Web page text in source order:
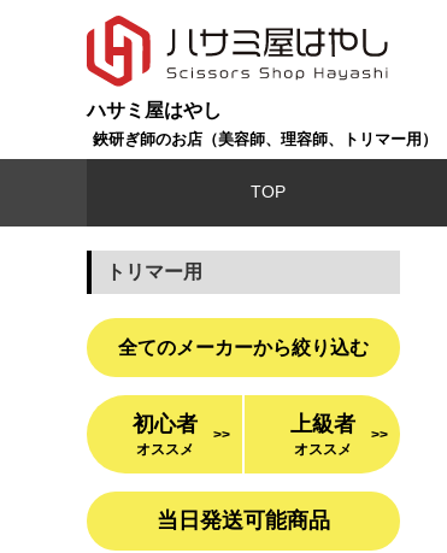
ハサミ屋はやし
鋏研ぎ師のお店（美容師、理容師、トリマー用）
TOP
トリマー用
全てのメーカーから絞り込む
初心者
オススメ
>> 上級者
オススメ
>>
当日発送可能商品